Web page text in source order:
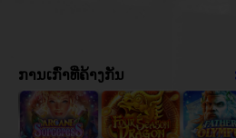
ການເກົ່າທີ່ຄ້າງກັນ